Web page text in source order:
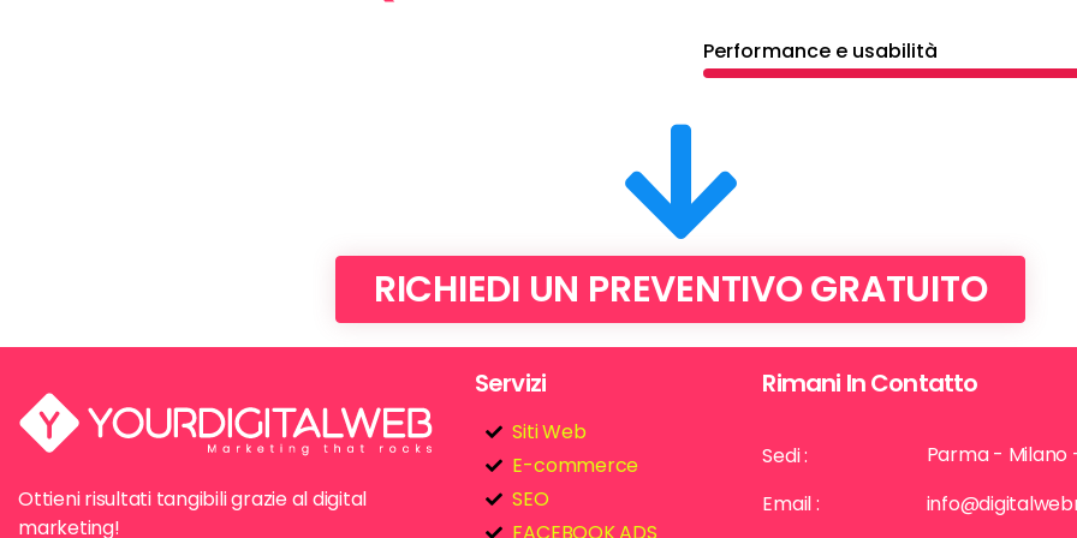
Performance e usabilità
RICHIEDI UN PREVENTIVO GRATUITO
Ottieni risultati tangibili grazie al digital
marketing!
Servizi
Siti Web
E-commerce
SEO
Rimani In Contatto
Sedi :
Parma - Milano
Email :